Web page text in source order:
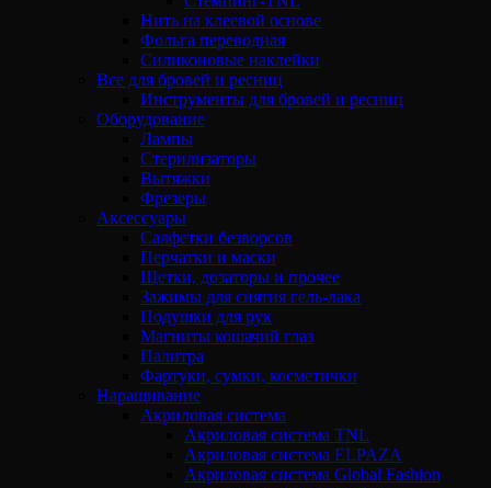
Нить на клеевой основе
Фольга переводная
Силиконовые наклейки
Все для бровей и ресниц
Инструменты для бровей и ресниц
Оборудование
Лампы
Стерилизаторы
Вытяжки
Фрезеры
Аксессуары
Салфетки безворсов
Перчатки и маски
Щетки, дозаторы и прочее
Зажимы для снятия гель-лака
Подушки для рук
Магниты кошачий глаз
Палитра
Фартуки, сумки, косметички
Наращивание
Акриловая система
Акриловая система TNL
Акриловая система ELPAZA
Акриловая система Global Fashion